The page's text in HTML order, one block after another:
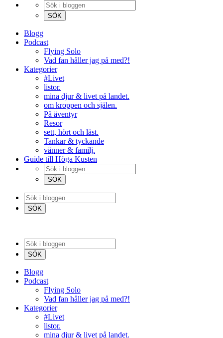
Blogg
Podcast
Flying Solo
Vad fan håller jag på med?!
Kategorier
#Livet
listor.
mina djur & livet på landet.
om kroppen och själen.
På äventyr
Resor
sett, hört och läst.
Tankar & tyckande
vänner & familj.
Guide till Höga Kusten
Blogg
Podcast
Flying Solo
Vad fan håller jag på med?!
Kategorier
#Livet
listor.
mina djur & livet på landet.